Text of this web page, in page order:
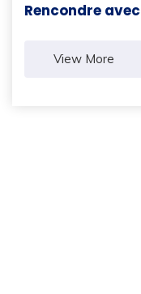
Rencondre
View More